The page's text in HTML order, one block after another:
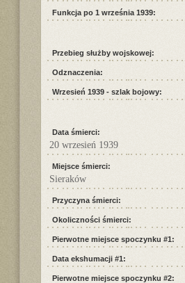
Funkcja po 1 września 1939:
Przebieg służby wojskowej:
Odznaczenia:
Wrzesień 1939 - szlak bojowy:
Data śmierci:
20 wrzesień 1939
Miejsce śmierci:
Sieraków
Przyczyna śmierci:
Okoliczności śmierci:
Pierwotne miejsce spoczynku #1:
Data ekshumacji #1:
Pierwotne miejsce spoczynku #2: